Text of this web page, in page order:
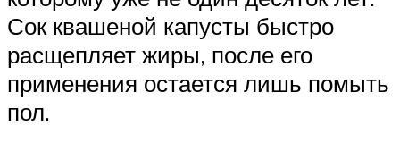
Сок квашеной капусты быстро
расщепляет жиры, после его
применения остается лишь помыть
пол.